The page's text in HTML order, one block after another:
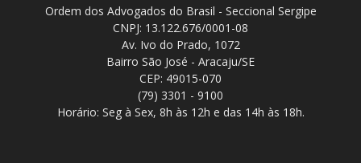
Ordem dos Advogados do Brasil - Seccional Sergipe
CNPJ: 13.122.676/0001-08
Av. Ivo do Prado, 1072
Bairro São José - Aracaju/SE
CEP: 49015-070
(79) 3301 - 9100
Horário: Seg à Sex, 8h às 12h e das 14h às 18h.